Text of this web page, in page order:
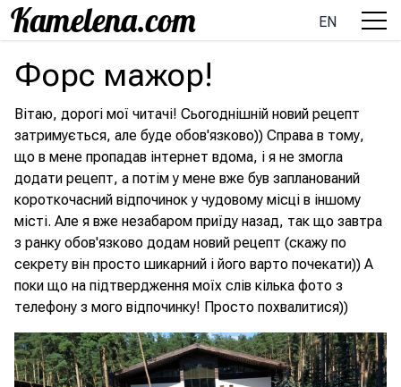
EN
Форс мажор!
Вітаю, дорогі мої читачі! Сьогоднішній новий рецепт
затримується, але буде обов'язково)) Справа в тому,
що в мене пропадав інтернет вдома, і я не змогла
додати рецепт, а потім у мене вже був запланований
короткочасний відпочинок у чудовому місці в іншому
місті. Але я вже незабаром приїду назад, так що завтра
з ранку обов'язково додам новий рецепт (скажу по
секрету він просто шикарний і його варто почекати)) А
поки що на підтвердження моїх слів кілька фото з
телефону з мого відпочинку! Просто похвалитися))